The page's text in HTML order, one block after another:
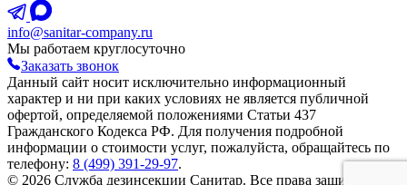
info@sanitar-company.ru
Мы работаем круглосуточно
Заказать звонок
Данный сайт носит исключительно информационный
характер и ни при каких условиях не является публичной
офертой, определяемой положениями Статьи 437
Гражданского Кодекса РФ. Для получения подробной
информации о стоимости услуг, пожалуйста, обращайтесь по
телефону: 8 (499) 391-29-97.
© 2026 Служба дезинсекции Санитар. Все права защищены.